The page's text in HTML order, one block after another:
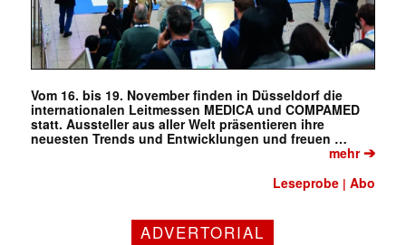
Vom 16. bis 19. November finden in Düsseldorf die
internationalen Leitmessen MEDICA und COMPAMED
statt. Aussteller aus aller Welt präsentieren ihre
neuesten Trends und Entwicklungen und freuen …
mehr➔
Leseprobe |Abo
ADVERTORIAL